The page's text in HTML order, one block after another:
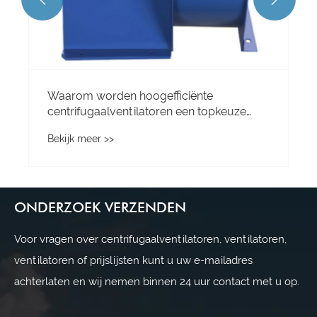
ONDERZOEK VERZENDEN
Voor vragen over centrifugaalventilatoren, ventilatoren,
ventilatoren of prijslijsten kunt u uw e-mailadres
achterlaten en wij nemen binnen 24 uur contact met u op.